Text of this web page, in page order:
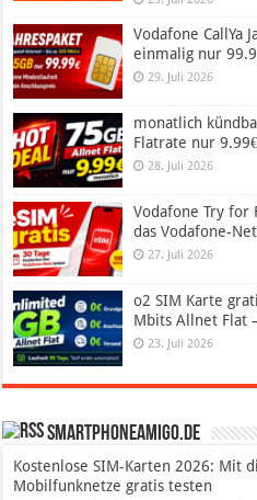
Vodafone CallYa
einmalig nur
29. Juli 2026
monatlich
Flatrate nur
28. Juli 2026
Vodafone Try for
das Vodafone-
27. Juli 2026
o2 SIM Karte
Mbits Allnet Flat
23. Juli 2026
SmartphoneAmigo.de
Kostenlose SIM-Karten 2026: Mit
Mobilfunknetze gratis testen